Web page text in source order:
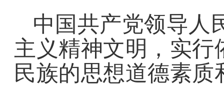
中国共产党领导人
主义精神文明，实
民族的思想道德素